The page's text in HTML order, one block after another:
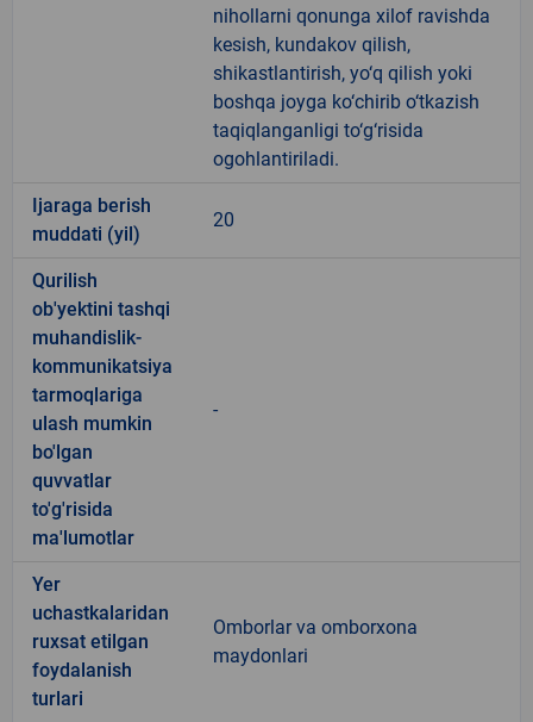
nihollarni qonunga xilof ravishda
kesish, kundakov qilish,
shikastlantirish, yo‘q qilish yoki
boshqa joyga ko‘chirib o‘tkazish
taqiqlanganligi to‘g‘risida
ogohlantiriladi.
Ijaraga berish
muddati (yil)
20
Qurilish
ob'yektini tashqi
muhandislik-
kommunikatsiya
tarmoqlariga
ulash mumkin
bo'lgan
quvvatlar
to'g'risida
ma'lumotlar
-
Yer
uchastkalaridan
ruxsat etilgan
foydalanish
turlari
Omborlar va omborxona
maydonlari